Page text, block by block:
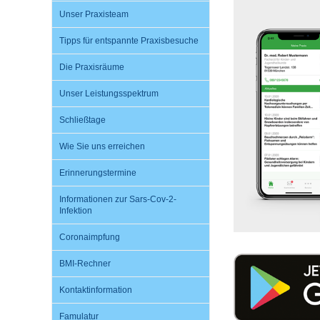
Impfsicherheit
Häufige Fragen
Recht auf Impfung
Vorsorge- und
Notdienste
Empfehlungen
Hörlexikon
Material zu den
Familienzeit
Unser Praxisteam
Tipps für entspannte Praxisbesuche
Die Praxisräume
Unser Leistungsspektrum
Schließtage
Wie Sie uns erreichen
Erinnerungstermine
Informationen zur Sars-Cov-2-
Infektion
Coronaimpfung
BMI-Rechner
Kontaktinformation
Famulatur